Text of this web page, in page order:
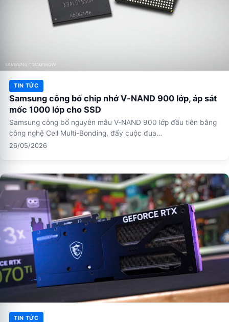
TIN TỨC
Samsung công bố chip nhớ V-NAND 900 lớp, áp sát
mốc 1000 lớp cho SSD
Samsung công bố nguyên mẫu V-NAND 900 lớp đầu tiên bằng
công nghệ Cell Multi-Bonding, đẩy cuộc đua…
26/05/2026
TIN TỨC